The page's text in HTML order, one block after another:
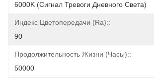
6000K (сигнал Тревоги Дневного Света)
Индекс Цветопередачи (Ra)::
90
Продолжительность Жизни (часы)::
50000